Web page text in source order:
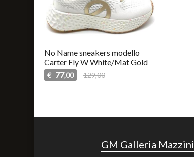
No Name sneakers modello
Carter Fly W White/Mat Gold
€ 77,00 129,00
GM Galleria Mazzini